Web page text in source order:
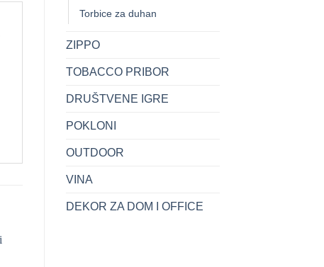
Torbice za duhan
ZIPPO
TOBACCO PRIBOR
DRUŠTVENE IGRE
POKLONI
OUTDOOR
VINA
DEKOR ZA DOM I OFFICE